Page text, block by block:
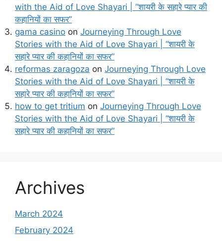
with the Aid of Love Shayari | “शायरी के सहारे प्यार की
कहानियों का सफर”
gama casino on Journeying Through Love
Stories with the Aid of Love Shayari | “शायरी के
सहारे प्यार की कहानियों का सफर”
reformas zaragoza on Journeying Through Love
Stories with the Aid of Love Shayari | “शायरी के
सहारे प्यार की कहानियों का सफर”
how to get tritium on Journeying Through Love
Stories with the Aid of Love Shayari | “शायरी के
सहारे प्यार की कहानियों का सफर”
Archives
March 2024
February 2024